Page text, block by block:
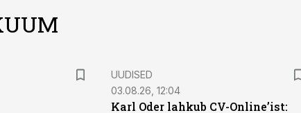
UUDISED
03.08.26, 12:04
Karl Oder lahkub CV-Online’ist: